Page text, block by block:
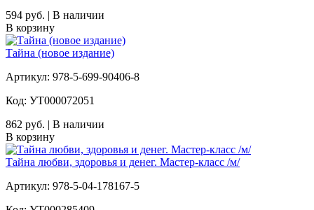
594 руб. | В наличии
В корзину
Тайна (новое издание)
Артикул: 978-5-699-90406-8
Код: УТ000072051
862 руб. | В наличии
В корзину
Тайна любви, здоровья и денег. Мастер-класс /м/
Артикул: 978-5-04-178167-5